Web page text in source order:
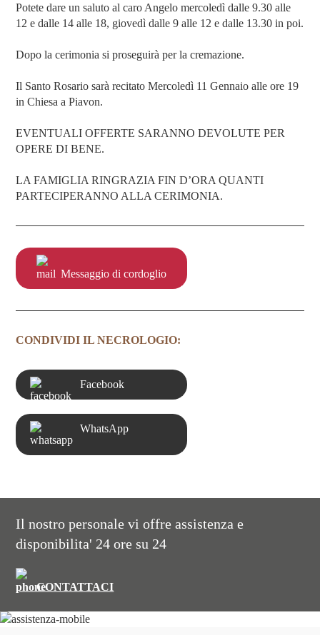
Potete dare un saluto al caro Angelo mercoledì dalle 9.30 alle
12 e dalle 14 alle 18, giovedì dalle 9 alle 12 e dalle 13.30 in poi.
Dopo la cerimonia si proseguirà per la cremazione.
Il Santo Rosario sarà recitato Mercoledì 11 Gennaio alle ore 19
in Chiesa a Piavon.
EVENTUALI OFFERTE SARANNO DEVOLUTE PER
OPERE DI BENE.
LA FAMIGLIA RINGRAZIA FIN D’ORA QUANTI
PARTECIPERANNO ALLA CERIMONIA.
Messaggio di cordoglio
CONDIVIDI IL NECROLOGIO:
Facebook
WhatsApp
Il nostro personale vi offre assistenza e
disponibilita' 24 ore su 24
CONTATTACI